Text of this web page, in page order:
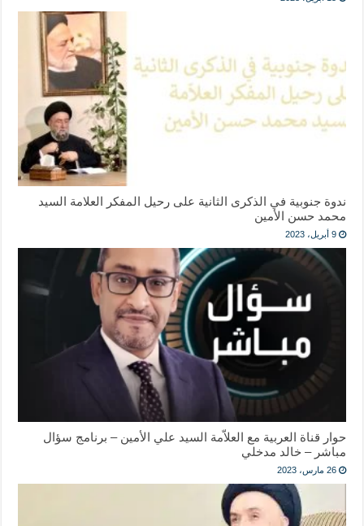
ندوة جنوبية في الذكرى الثانية على رحيل المفكر العلامة السيد
محمد حسن الأمين
9 أبريل، 2023
حوار قناة العربية مع العلاّمة السيد علي الأمين – برنامج سؤال
مباشر – خالد مدخلي
26 مارس، 2023